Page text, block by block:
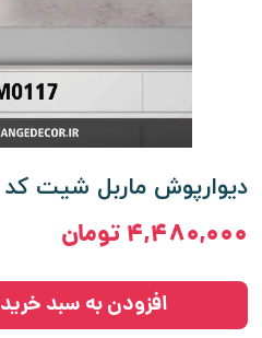
دیوارپوش ماربل شیت کد M0117 [انبار تهران]
۴,۴۸۰,۰۰۰ تومان
افزودن به سبد خرید